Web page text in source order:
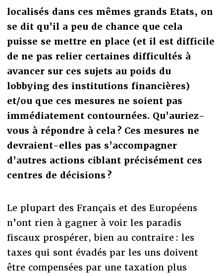
localisés dans ces mêmes grands Etats, on
se dit qu’il a peu de chance que cela
puisse se mettre en place (et il est difficile
de ne pas relier certaines difficultés à
avancer sur ces sujets au poids du
lobbying des institutions financières)
et/ou que ces mesures ne soient pas
immédiatement contournées. Qu’auriez-
vous à répondre à cela ? Ces mesures ne
devraient-elles pas s’accompagner
d’autres actions ciblant précisément ces
centres de décisions ?
Le plupart des Français et des Européens
n’ont rien à gagner à voir les paradis
fiscaux prospérer, bien au contraire : les
taxes qui sont évadés par les uns doivent
être compensées par une taxation plus